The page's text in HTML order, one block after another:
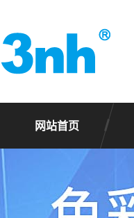
网站首页